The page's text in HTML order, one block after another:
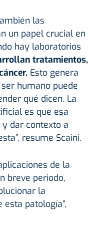
las
un papel crucial en
hay laboratorios
tratamientos,
Esto genera
humano puede
qué dicen. La
es que esa
dar contexto a
resume Scaini.
de la
breve periodo,
la
patología”,